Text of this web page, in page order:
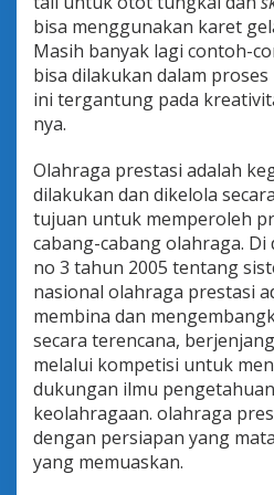
bisa menggunakan karet
Masih banyak lagi contoh-
bisa dilakukan dalam
ini tergantung pada
nya.
Olahraga prestasi adalah
dilakukan dan dikelola
tujuan untuk memperoleh
cabang-cabang olahraga.
no 3 tahun 2005 tentang
nasional olahraga prestasi
membina dan
secara terencana,
melalui kompetisi untuk
dukungan ilmu
keolahragaan. olahraga
dengan persiapan yang
yang memuaskan.